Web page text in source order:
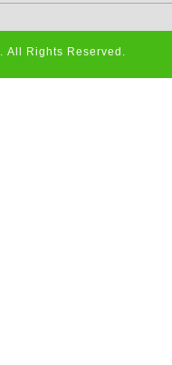
. All Rights Reserved.